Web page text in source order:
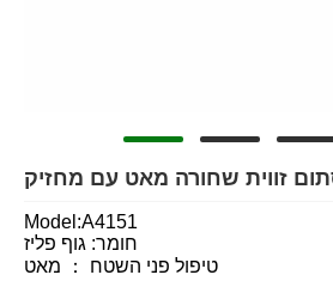
Model:A4151
חומר: גוף פליז
טיפול פני השטח ： מאט